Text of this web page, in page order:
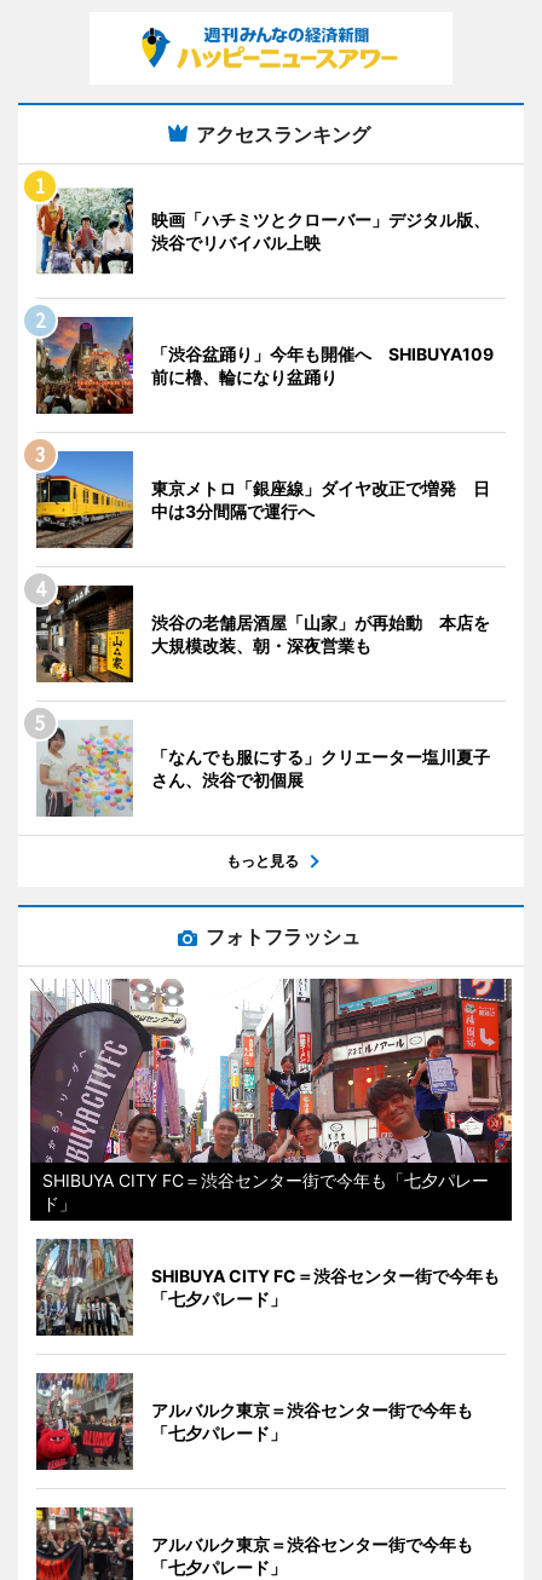
アクセスランキング
映画「ハチミツとクローバー」デジタル版、
渋谷でリバイバル上映
「渋谷盆踊り」今年も開催へ SHIBUYA109
前に櫓、輪になり盆踊り
東京メトロ「銀座線」ダイヤ改正で増発 日
中は3分間隔で運行へ
渋谷の老舗居酒屋「山家」が再始動 本店を
大規模改装、朝・深夜営業も
「なんでも服にする」クリエーター塩川夏子
さん、渋谷で初個展
もっと見る
フォトフラッシュ
SHIBUYA CITY FC＝渋谷センター街で今年も「七夕パレー
ド」
SHIBUYA CITY FC＝渋谷センター街で今年も
「七夕パレード」
アルバルク東京＝渋谷センター街で今年も
「七夕パレード」
アルバルク東京＝渋谷センター街で今年も
「七夕パレード」